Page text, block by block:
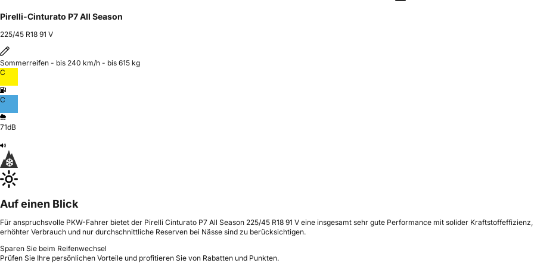
Pirelli-Cinturato P7 All Season
225/45 R18 91 V
Sommerreifen - bis 240 km/h - bis 615 kg
C
C
71dB
Auf einen Blick
Für anspruchsvolle PKW-Fahrer bietet der Pirelli Cinturato P7 All Season 225/45 R18 91 V eine insgesamt sehr gute Performance mit solider
erhöhter Verbrauch und nur durchschnittliche Reserven bei Nässe sind zu berücksichtigen.
Sparen Sie beim Reifenwechsel
Prüfen Sie Ihre persönlichen Vorteile und profitieren Sie von Rabatten und Punkten.